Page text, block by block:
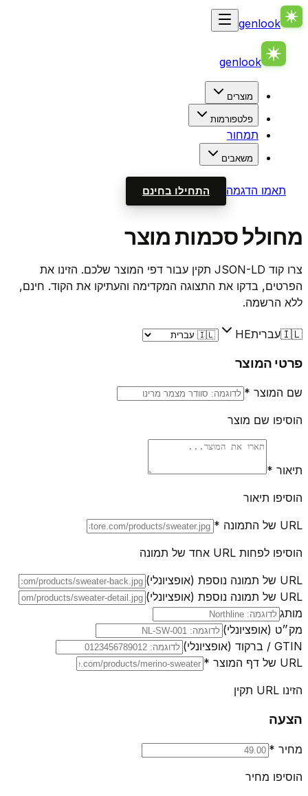
genlook
genlook
מוצרים
פלטפורמות
תמחור
משאבים
תאמו הדגמה התחילו בחינם
מחולל סכמות מוצר
צרו קוד JSON-LD תקין עבור דפי המוצר שלכם. הזינו את
הפרטים, בדקו את התצוגה המקדימה והעתיקו את הקוד. חינם,
ללא הרשמה.
🇮🇱עבריתHE
פרטי המוצר
שם המוצר *
הוסיפו שם מוצר
תיאור *
הוסיפו תיאור
URL של התמונה
*
הוסיפו לפחות URL אחד של תמונה
URL של תמונה נוספת (אופציונלי)
URL של תמונה נוספת (אופציונלי)
מותג
מק״ט (אופציונלי)
GTIN / ברקוד (אופציונלי)
URL של דף המוצר
*
הזינו URL תקין
הצעה
מחיר *
הוסיפו מחיר